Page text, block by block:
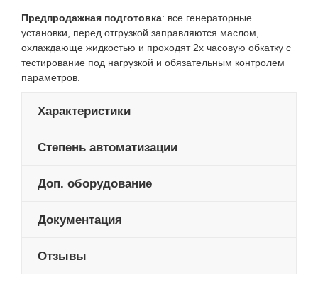
Предпродажная подготовка: все генераторные
установки, перед отгрузкой заправляются маслом,
охлаждающе жидкостью и проходят 2х часовую обкатку с
тестирование под нагрузкой и обязательным контролем
параметров.
Характеристики
Степень автоматизации
Доп. оборудование
Документация
Отзывы